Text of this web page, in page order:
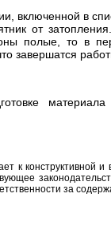
включенной в
от
полые, то в
завершатся
к конструктивной
за